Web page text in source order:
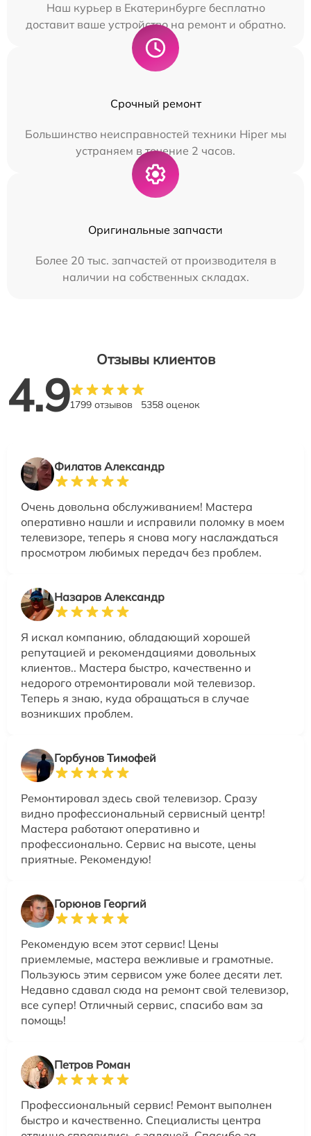
Наш курьер в Екатеринбурге бесплатно
доставит ваше устройство на ремонт и обратно.
Срочный ремонт
Большинство неисправностей техники Hiper мы
устраняем в течение 2 часов.
Оригинальные запчасти
Более 20 тыс. запчастей от производителя в
наличии на собственных складах.
Отзывы клиентов
4.91799 отзывов 5358 оценок
Филатов Александр
Очень довольна обслуживанием! Мастера
оперативно нашли и исправили поломку в моем
телевизоре, теперь я снова могу наслаждаться
просмотром любимых передач без проблем.
Назаров Александр
Я искал компанию, обладающий хорошей
репутацией и рекомендациями довольных
клиентов.. Мастера быстро, качественно и
недорого отремонтировали мой телевизор.
Теперь я знаю, куда обращаться в случае
возникших проблем.
Горбунов Тимофей
Ремонтировал здесь свой телевизор. Сразу
видно профессиональный сервисный центр!
Мастера работают оперативно и
профессионально. Сервис на высоте, цены
приятные. Рекомендую!
Горюнов Георгий
Рекомендую всем этот сервис! Цены
приемлемые, мастера вежливые и грамотные.
Пользуюсь этим сервисом уже более десяти лет.
Недавно сдавал сюда на ремонт свой телевизор,
все супер! Отличный сервис, спасибо вам за
помощь!
Петров Роман
Профессиональный сервис! Ремонт выполнен
быстро и качественно. Специалисты центра